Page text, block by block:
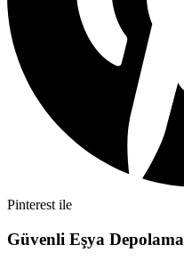
Pinterest ile
Güvenli Eşya Depolama